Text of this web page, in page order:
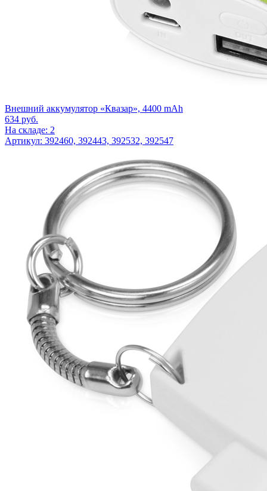
Внешний аккумулятор «Квазар», 4400 mAh
634 руб.
На складе: 2
Артикул: 392460, 392443, 392532, 392547